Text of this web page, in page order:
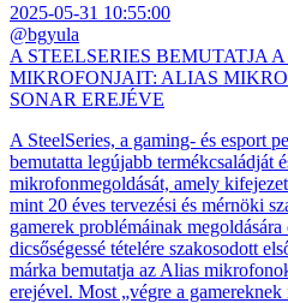
2025-05-31 10:55:00
@bgyula
A STEELSERIES BEMUTATJA
MIKROFONJAIT: ALIAS
SONAR EREJÉVE
A SteelSeries, a gaming- és esport
bemutatta legújabb termékcsaládját
mikrofonmegoldását, amely
mint 20 éves tervezési és mérnöki
gamerek problémáinak
dicsőségessé tételére szakosodott
márka bemutatja az Alias
erejével. Most „végre a